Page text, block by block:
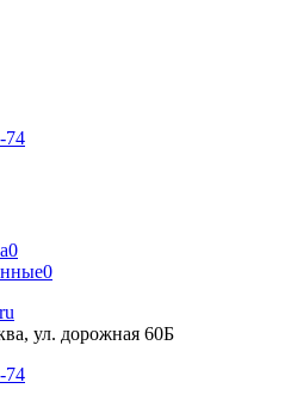
74
0
0
ул. дорожная 60Б
74